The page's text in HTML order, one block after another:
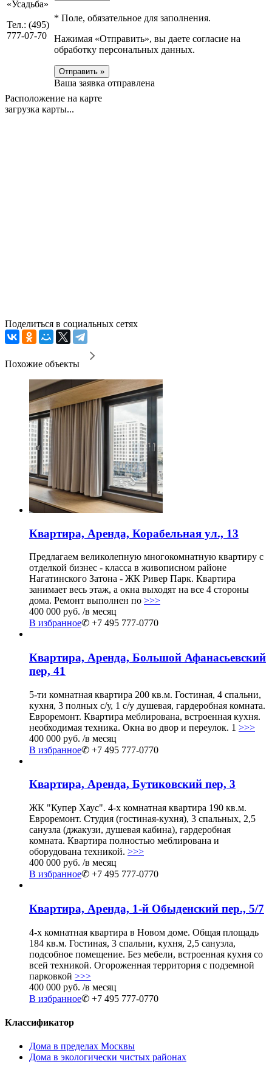
«Усадьба»
Тел.: (495)
777-07-70
* Поле, обязательное для заполнения.
Нажимая «Отправить», вы даете согласие на
обработку персональных данных.
Отправить »
Ваша заявка отправлена
Расположение на карте
загрузка карты...
Поделиться в социальных сетях
Похожие объекты
Квартира, Аренда, Корабельная ул., 13
Предлагаем великолепную многокомнатную квартиру с
отделкой бизнес - класса в живописном районе
Нагатинского Затона - ЖК Ривер Парк. Квартира
занимает весь этаж, а окна выходят на все 4 стороны
дома. Ремонт выполнен по >>>
400 000 руб. /в месяц
В избранное✆ +7 495 777-0770
Квартира, Аренда, Большой Афанасьевский
пер, 41
5-ти комнатная квартира 200 кв.м. Гостиная, 4 спальни,
кухня, 3 полных с/у, 1 с/у душевая, гардеробная комната.
Евроремонт. Квартира меблирована, встроенная кухня.
необходимая техника. Окна во двор и переулок. 1 >>>
400 000 руб. /в месяц
В избранное✆ +7 495 777-0770
Квартира, Аренда, Бутиковский пер, 3
ЖК "Купер Хаус". 4-х комнатная квартира 190 кв.м.
Евроремонт. Студия (гостиная-кухня), 3 спальных, 2,5
санузла (джакузи, душевая кабина), гардеробная
комната. Квартира полностью меблирована и
оборудована техникой. >>>
400 000 руб. /в месяц
В избранное✆ +7 495 777-0770
Квартира, Аренда, 1-й Обыденский пер., 5/7
4-х комнатная квартира в Новом доме. Общая площадь
184 кв.м. Гостиная, 3 спальни, кухня, 2,5 санузла,
подсобное помещение. Без мебели, встроенная кухня со
всей техникой. Огороженная территория с подземной
парковкой >>>
400 000 руб. /в месяц
В избранное✆ +7 495 777-0770
Классификатор
Дома в пределах Москвы
Дома в экологически чистых районах